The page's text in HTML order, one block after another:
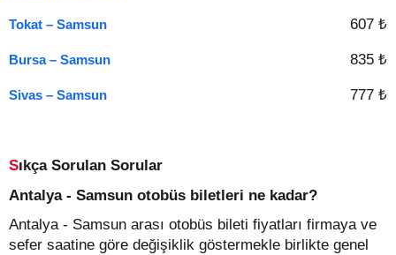
Tokat – Samsun 607 ₺
Bursa – Samsun 835 ₺
Sivas – Samsun 777 ₺
Sıkça Sorulan Sorular
Antalya - Samsun otobüs biletleri ne kadar?
Antalya - Samsun arası otobüs bileti fiyatları firmaya ve
sefer saatine göre değişiklik göstermekle birlikte genel